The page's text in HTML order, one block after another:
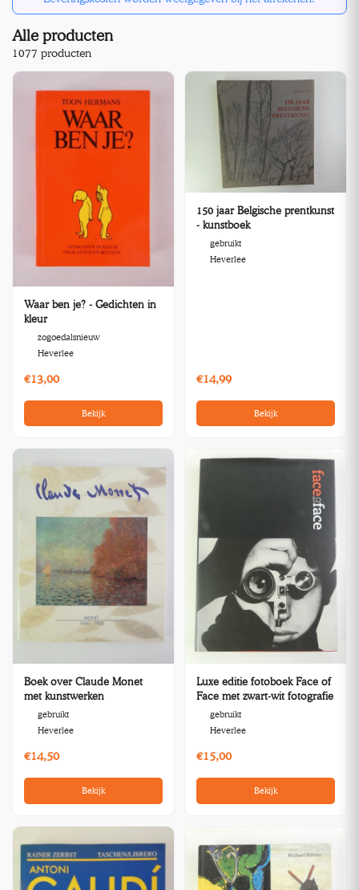
Alle producten
1077 producten
Waar ben je? - Gedichten in
kleur
zogoedalsnieuw
Heverlee
€13,00
Bekijk
150 jaar Belgische prentkunst
- kunstboek
gebruikt
Heverlee
€14,99
Bekijk
Boek over Claude Monet
met kunstwerken
gebruikt
Heverlee
€14,50
Bekijk
Luxe editie fotoboek Face of
Face met zwart-wit fotografie
gebruikt
Heverlee
€15,00
Bekijk